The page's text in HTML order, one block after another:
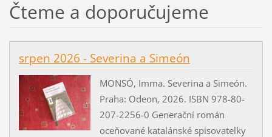
Čteme a doporučujeme
srpen 2026 - Severina a Simeón
MONSÓ, Imma. Severina a Simeón.
Praha: Odeon, 2026. ISBN 978-80-
207-2256-0 Generační román
oceňované katalánské spisovatelky